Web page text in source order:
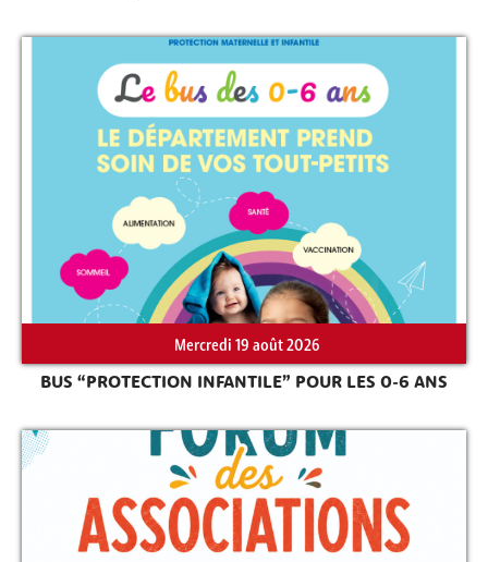
Mercredi 19 août 2026
BUS “PROTECTION INFANTILE” POUR LES 0-6 ANS